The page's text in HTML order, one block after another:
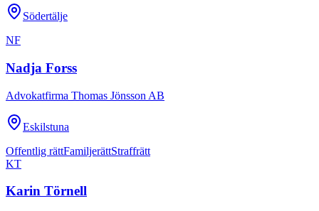
Södertälje
NF
Nadja Forss
Advokatfirma Thomas Jönsson AB
Eskilstuna
Offentlig rättFamiljerättStraffrätt
KT
Karin Törnell